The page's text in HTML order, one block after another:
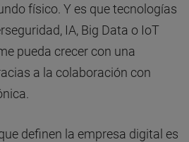
físico. Y es que tecnologías
IA, Big Data o IoT
pueda crecer con una
a la colaboración con
definen la empresa digital es